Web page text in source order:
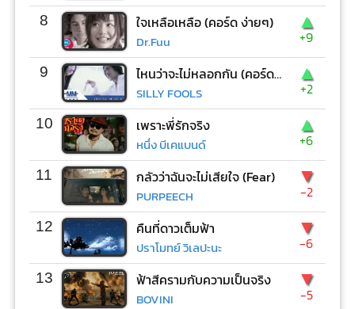
8 ใจเหลือเหลือ (คอร์ด ง่ายๆ)
Dr.Fuu
▲
+9
9 ไหนว่าจะไม่หลอกกัน (คอร์ด ง่ายๆ)
SILLY FOOLS
▲
+2
10 เพราะพี่รักจริง
หนึ่ง บีเคแบนด์
▲
+6
11 กลัวว่าฉันจะไม่เสียใจ (Fear)
PURPEECH
▼
-2
12 คืนที่ดาวเต็มฟ้า
ปราโมทย์ วิเลปะนะ
▼
-6
13 ฟ้าสีครามกับความเป็นจริง
BOVINI
▼
-5